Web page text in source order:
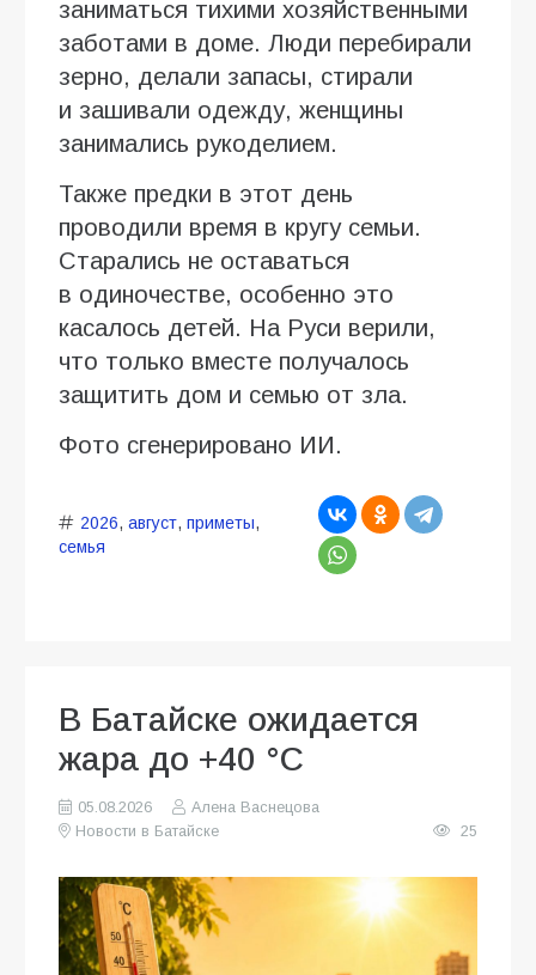
заниматься тихими хозяйственными
заботами в доме. Люди перебирали
зерно, делали запасы, стирали
и зашивали одежду, женщины
занимались рукоделием.
Также предки в этот день
проводили время в кругу семьи.
Старались не оставаться
в одиночестве, особенно это
касалось детей. На Руси верили,
что только вместе получалось
защитить дом и семью от зла.
Фото сгенерировано ИИ.
2026, август, приметы,
семья
В Батайске ожидается
жара до +40 °C
05.08.2026
Алена Васнецова
Новости в Батайске
25